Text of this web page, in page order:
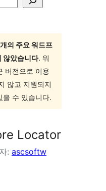
의 주요 워드프
않았습니다. 워
버전으로 이용
않고 지원되지
을 수 있습니다.
Locator
: ascsoftw